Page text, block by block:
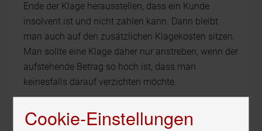
Ende der Klage herausstellen, dass ein Kunde
insolvent ist und nicht zahlen kann. Dann bleibt
man auch auf den zusätzlichen Klagekosten sitzen.
Man sollte eine Klage daher nur anstreben, wenn der
aufstehende Betrag so hoch ist, dass man
keinesfalls darauf verzichten möchte.
Cookie-Einstellungen